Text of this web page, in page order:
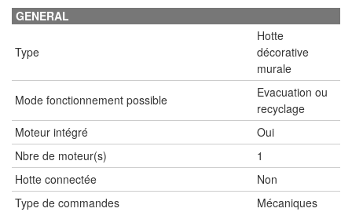
GENERAL
Type
Hotte
décorative
murale
Mode fonctionnement possible
Evacuation ou
recyclage
Moteur intégré
Oui
Nbre de moteur(s)
1
Hotte connectée
Non
Type de commandes
Mécaniques